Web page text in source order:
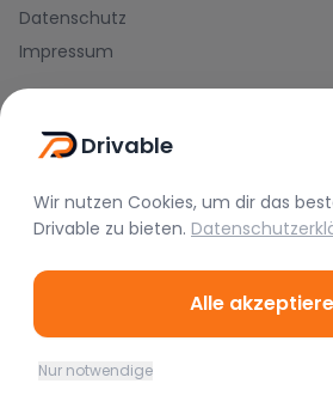
Datenschutz
Impressum
Journal
Hilfe-Center
Drivable
Wir nutzen Cookies, um dir das
Drivable zu bieten.
Alle
Nur notwendige